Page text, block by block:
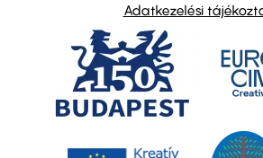
Adatkezelési